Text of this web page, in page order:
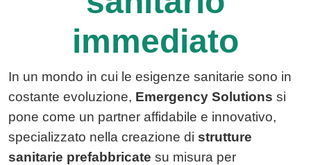
immediato
In un mondo in cui le esigenze sanitarie sono in
costante evoluzione, Emergency Solutions si
pone come un partner affidabile e innovativo,
specializzato nella creazione di strutture
sanitarie prefabbricate su misura per